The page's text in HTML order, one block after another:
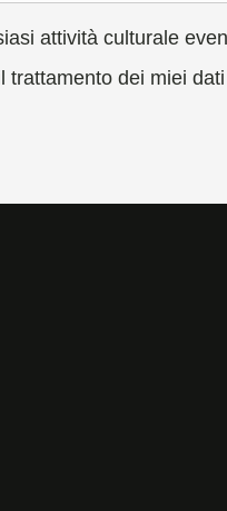
attività culturale
dei miei